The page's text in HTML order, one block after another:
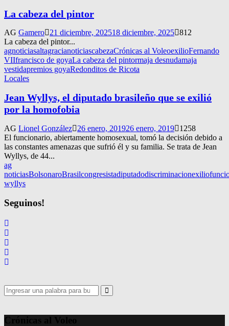
La cabeza del pintor
AG Gamero 21 diciembre, 202518 diciembre, 2025 812
La cabeza del pintor...
agnoticiasaltagracianoticiascabezaCrónicas al VoleoexilioFernando
VIIfrancisco de goyaLa cabeza del pintormaja desnudamaja
vestidapremios goyaRedonditos de Ricota
Locales
Jean Wyllys, el diputado brasileño que se exilió
por la homofobia
AG Lionel González 26 enero, 201926 enero, 2019
1258
El funcionario, abiertamente homosexual, tomó la decisión debido a
las constantes amenazas que sufrió él y su familia. Se trata de Jean
Wyllys, de 44...
ag
noticiasBolsonaroBrasilcongresistadiputadodiscriminacionexilio
wyllys
Seguinos!
Search
for:
Search
Crónicas al Voleo